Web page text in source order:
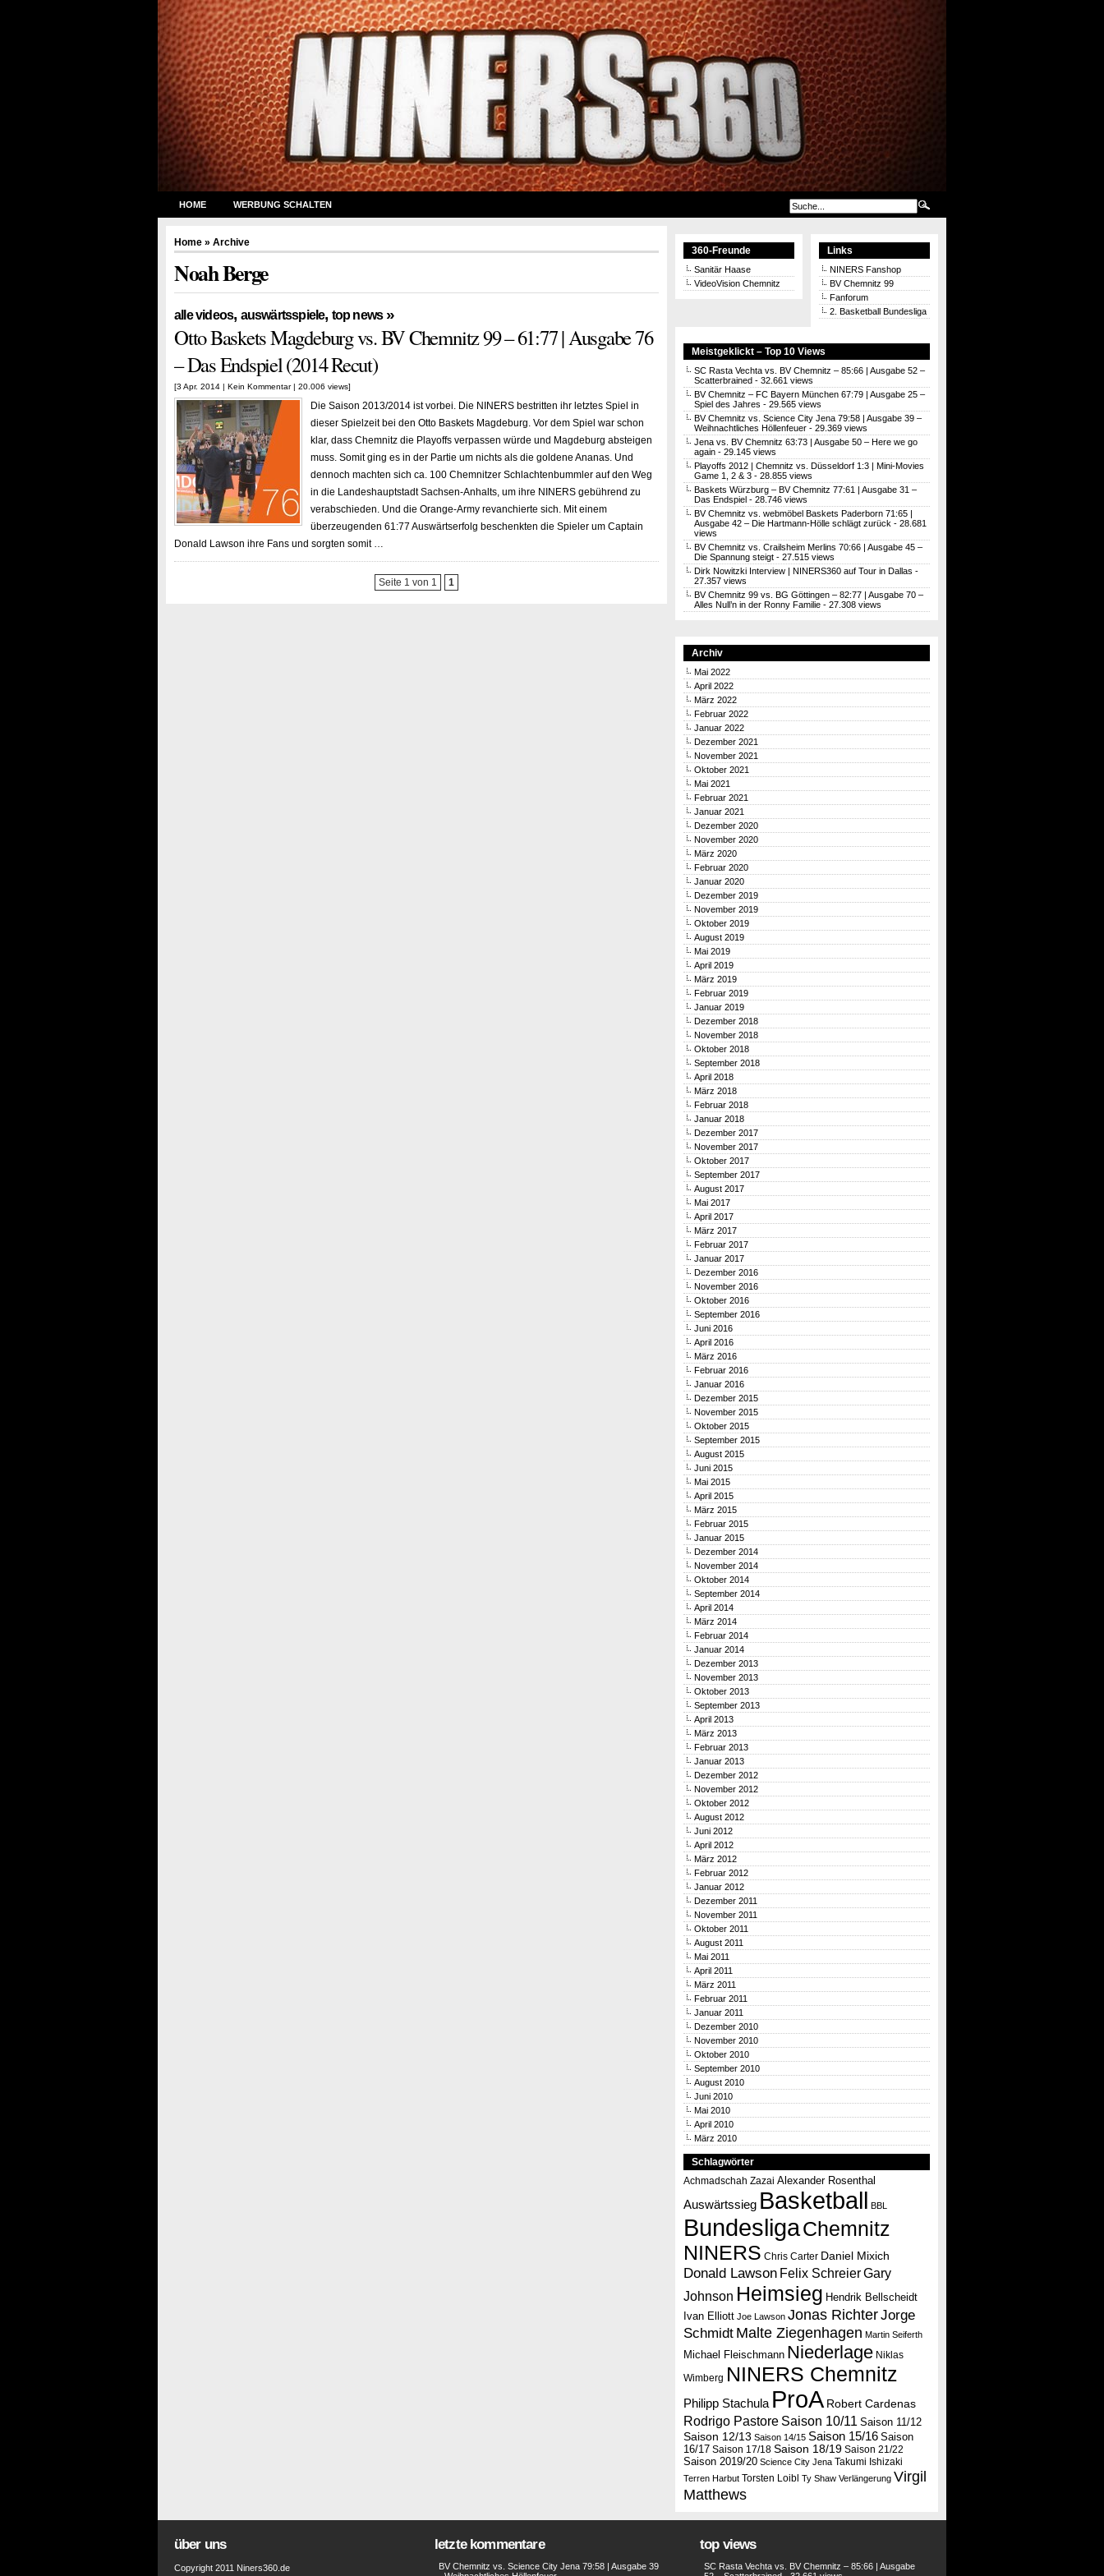
HOME WERBUNG SCHALTEN
Home » Archive
Noah Berge
alle videos, auswärtsspiele, top news»
Otto Baskets Magdeburg vs. BV Chemnitz 99 – 61:77 | Ausgabe 76
– Das Endspiel (2014 Recut)
[3 Apr. 2014 | Kein Kommentar| 20.006 views]
Die Saison 2013/2014 ist vorbei. Die NINERS bestritten ihr letztes Spiel in
dieser Spielzeit bei den Otto Baskets Magdeburg. Vor dem Spiel war schon
klar, dass Chemnitz die Playoffs verpassen würde und Magdeburg absteigen
muss. Somit ging es in der Partie um nichts als die goldene Ananas. Und
dennoch machten sich ca. 100 Chemnitzer Schlachtenbummler auf den Weg
in die Landeshauptstadt Sachsen-Anhalts, um ihre NINERS gebührend zu
verabschieden. Und die Orange-Army revanchierte sich. Mit einem
überzeugenden 61:77 Auswärtserfolg beschenkten die Spieler um Captain
Donald Lawson ihre Fans und sorgten somit …
Seite 1 von 1 1
360-Freunde
Sanitär Haase
VideoVision Chemnitz
Links
NINERS Fanshop
BV Chemnitz 99
Fanforum
2. Basketball Bundesliga
Meistgeklickt – Top 10 Views
SC Rasta Vechta vs. BV Chemnitz – 85:66 | Ausgabe 52 –
Scatterbrained - 32.661 views
BV Chemnitz – FC Bayern München 67:79 | Ausgabe 25 –
Spiel des Jahres - 29.565 views
BV Chemnitz vs. Science City Jena 79:58 | Ausgabe 39 –
Weihnachtliches Höllenfeuer - 29.369 views
Jena vs. BV Chemnitz 63:73 | Ausgabe 50 – Here we go
again - 29.145 views
Playoffs 2012 | Chemnitz vs. Düsseldorf 1:3 | Mini-Movies
Game 1, 2 & 3 - 28.855 views
Baskets Würzburg – BV Chemnitz 77:61 | Ausgabe 31 –
Das Endspiel - 28.746 views
BV Chemnitz vs. webmöbel Baskets Paderborn 71:65 |
Ausgabe 42 – Die Hartmann-Hölle schlägt zurück - 28.681
views
BV Chemnitz vs. Crailsheim Merlins 70:66 | Ausgabe 45 –
Die Spannung steigt - 27.515 views
Dirk Nowitzki Interview | NINERS360 auf Tour in Dallas -
27.357 views
BV Chemnitz 99 vs. BG Göttingen – 82:77 | Ausgabe 70 –
Alles Null’n in der Ronny Familie - 27.308 views
Archiv
Mai 2022
April 2022
März 2022
Februar 2022
Januar 2022
Dezember 2021
November 2021
Oktober 2021
Mai 2021
Februar 2021
Januar 2021
Dezember 2020
November 2020
März 2020
Februar 2020
Januar 2020
Dezember 2019
November 2019
Oktober 2019
August 2019
Mai 2019
April 2019
März 2019
Februar 2019
Januar 2019
Dezember 2018
November 2018
Oktober 2018
September 2018
April 2018
März 2018
Februar 2018
Januar 2018
Dezember 2017
November 2017
Oktober 2017
September 2017
August 2017
Mai 2017
April 2017
März 2017
Februar 2017
Januar 2017
Dezember 2016
November 2016
Oktober 2016
September 2016
Juni 2016
April 2016
März 2016
Februar 2016
Januar 2016
Dezember 2015
November 2015
Oktober 2015
September 2015
August 2015
Juni 2015
Mai 2015
April 2015
März 2015
Februar 2015
Januar 2015
Dezember 2014
November 2014
Oktober 2014
September 2014
April 2014
März 2014
Februar 2014
Januar 2014
Dezember 2013
November 2013
Oktober 2013
September 2013
April 2013
März 2013
Februar 2013
Januar 2013
Dezember 2012
November 2012
Oktober 2012
August 2012
Juni 2012
April 2012
März 2012
Februar 2012
Januar 2012
Dezember 2011
November 2011
Oktober 2011
August 2011
Mai 2011
April 2011
März 2011
Februar 2011
Januar 2011
Dezember 2010
November 2010
Oktober 2010
September 2010
August 2010
Juni 2010
Mai 2010
April 2010
März 2010
Schlagwörter
Achmadschah Zazai Alexander Rosenthal
Auswärtssieg Basketball BBL
BundesligaChemnitz
NINERS Chris Carter Daniel Mixich
Donald Lawson Felix SchreierGary
Johnson Heimsieg Hendrik Bellscheidt
Ivan Elliott Joe Lawson Jonas RichterJorge
Schmidt Malte Ziegenhagen Martin Seiferth
Michael Fleischmann Niederlage Niklas
Wimberg NINERS Chemnitz
Philipp Stachula ProA Robert Cardenas
Rodrigo Pastore Saison 10/11 Saison 11/12
Saison 12/13 Saison 14/15 Saison 15/16 Saison
16/17 Saison 17/18 Saison 18/19 Saison 21/22
Saison 2019/20 Science City Jena Takumi Ishizaki
Terren Harbut Torsten Loibl Ty Shaw Verlängerung Virgil
Matthews
über uns
Copyright 2011 Niners360.de
letzte kommentare
BV Chemnitz vs. Science City Jena 79:58 | Ausgabe 39
top views
SC Rasta Vechta vs. BV Chemnitz – 85:66 | Ausgabe